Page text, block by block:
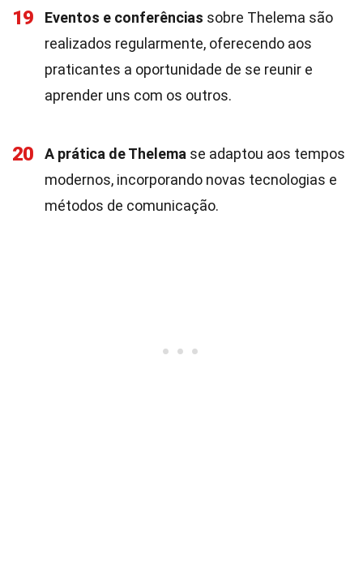
19 Eventos e conferências sobre Thelema são
realizados regularmente, oferecendo aos
praticantes a oportunidade de se reunir e
aprender uns com os outros.
20 A prática de Thelema se adaptou aos tempos
modernos, incorporando novas tecnologias e
métodos de comunicação.